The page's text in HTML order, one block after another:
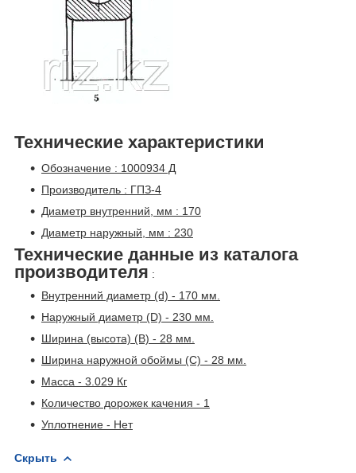
Технические характеристики
Обозначение : 1000934 Д
Производитель : ГПЗ-4
Диаметр внутренний, мм : 170
Диаметр наружный, мм : 230
Технические данные из каталога
производителя :
Внутренний диаметр (d) - 170 мм.
Наружный диаметр (D) - 230 мм.
Ширина (высота) (B) - 28 мм.
Ширина наружной обоймы (C) - 28 мм.
Масса - 3.029 Кг
Количество дорожек качения - 1
Уплотнение - Нет
Скрыть